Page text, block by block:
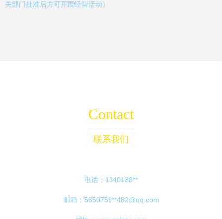
关部门批准后方可开展经营活动）
Contact
联系我们
电话：1340138**
邮箱：5650759**482@qq.com